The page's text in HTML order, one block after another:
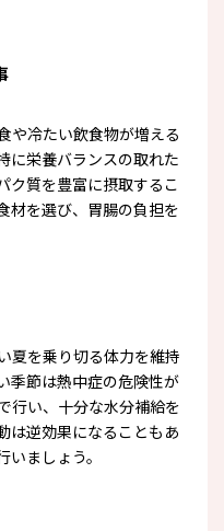
や冷たい飲食物が増える
に栄養バランスの取れた
ク質を豊富に摂取するこ
材を選び、胃腸の負担を
夏を乗り切る体力を維持
季節は熱中症の危険性が
行い、十分な水分補給を
は逆効果になることもあ
ましょう。